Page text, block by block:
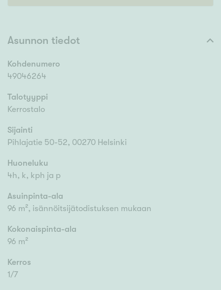
Asunnon tiedot
Kohdenumero
49046264
Talotyyppi
Kerrostalo
Sijainti
Pihlajatie 50-52, 00270 Helsinki
Huoneluku
4h, k, kph ja p
Asuinpinta-ala
96 m², isännöitsijätodistuksen mukaan
Kokonaispinta-ala
96 m²
Kerros
1/7